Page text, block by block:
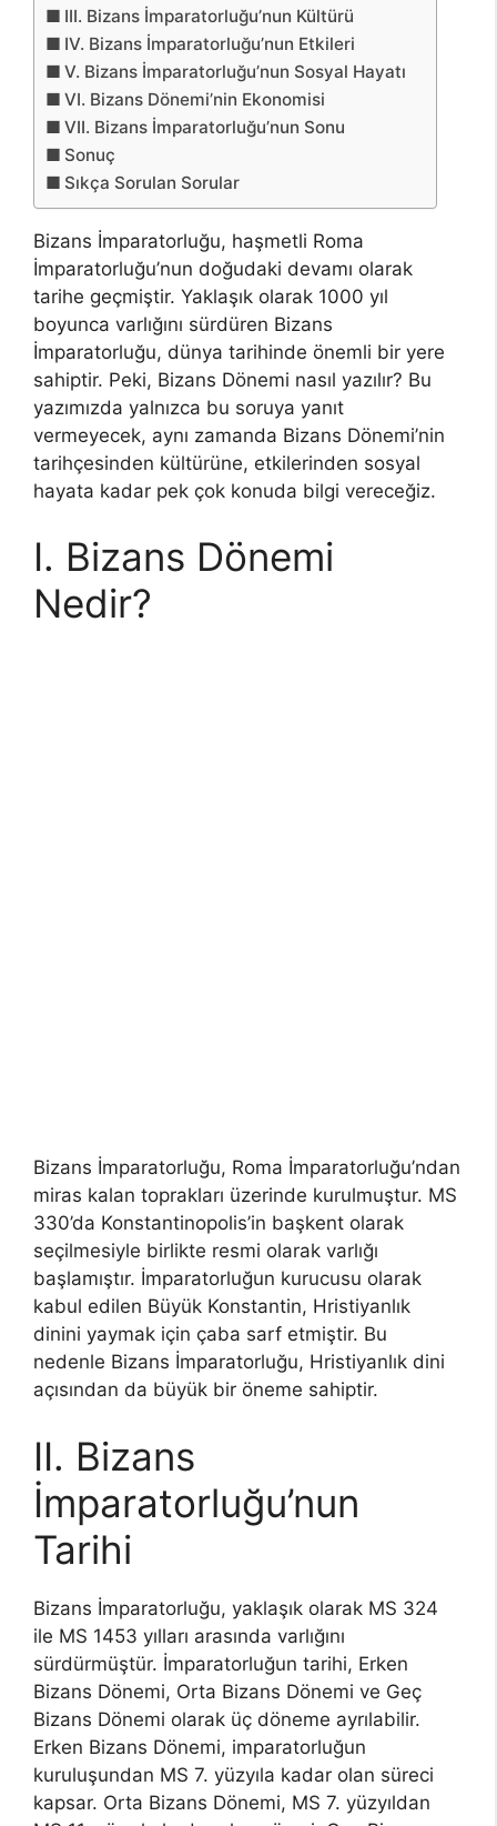
III. Bizans İmparatorluğu’nun Kültürü
IV. Bizans İmparatorluğu’nun Etkileri
V. Bizans İmparatorluğu’nun Sosyal Hayatı
VI. Bizans Dönemi’nin Ekonomisi
VII. Bizans İmparatorluğu’nun Sonu
Sonuç
Sıkça Sorulan Sorular
Bizans İmparatorluğu, haşmetli Roma
İmparatorluğu’nun doğudaki devamı olarak
tarihe geçmiştir. Yaklaşık olarak 1000 yıl
boyunca varlığını sürdüren Bizans
İmparatorluğu, dünya tarihinde önemli bir yere
sahiptir. Peki, Bizans Dönemi nasıl yazılır? Bu
yazımızda yalnızca bu soruya yanıt
vermeyecek, aynı zamanda Bizans Dönemi’nin
tarihçesinden kültürüne, etkilerinden sosyal
hayata kadar pek çok konuda bilgi vereceğiz.
I. Bizans Dönemi
Nedir?
Bizans İmparatorluğu, Roma İmparatorluğu’ndan
miras kalan toprakları üzerinde kurulmuştur. MS
330’da Konstantinopolis’in başkent olarak
seçilmesiyle birlikte resmi olarak varlığı
başlamıştır. İmparatorluğun kurucusu olarak
kabul edilen Büyük Konstantin, Hristiyanlık
dinini yaymak için çaba sarf etmiştir. Bu
nedenle Bizans İmparatorluğu, Hristiyanlık dini
açısından da büyük bir öneme sahiptir.
II. Bizans
İmparatorluğu’nun
Tarihi
Bizans İmparatorluğu, yaklaşık olarak MS 324
ile MS 1453 yılları arasında varlığını
sürdürmüştür. İmparatorluğun tarihi, Erken
Bizans Dönemi, Orta Bizans Dönemi ve Geç
Bizans Dönemi olarak üç döneme ayrılabilir.
Erken Bizans Dönemi, imparatorluğun
kuruluşundan MS 7. yüzyıla kadar olan süreci
kapsar. Orta Bizans Dönemi, MS 7. yüzyıldan